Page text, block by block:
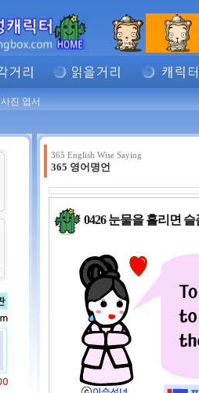
사진 엽서
365 English Wise Saying
365 영어명언
0426 눈물을 흘리면